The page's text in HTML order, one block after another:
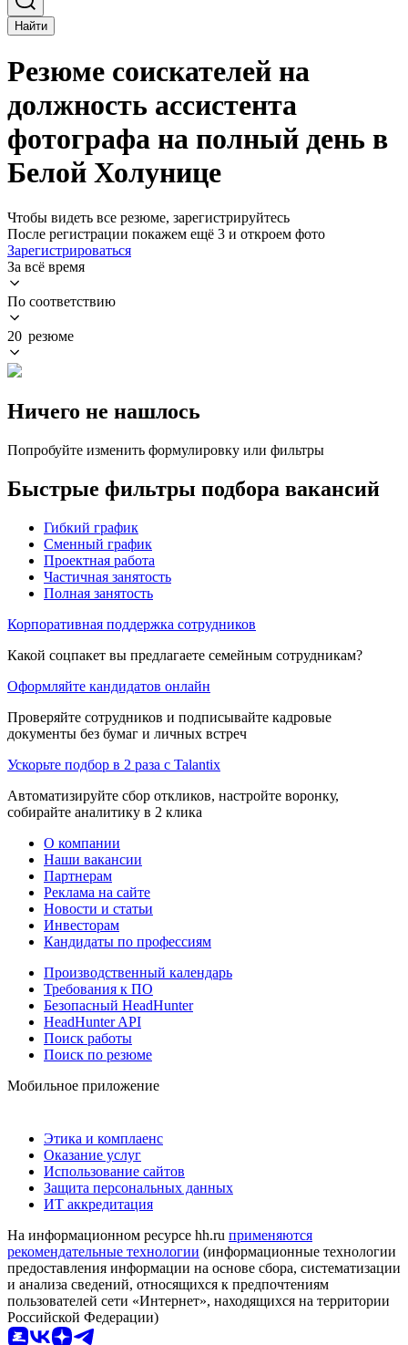
Найти
Резюме соискателей на
должность ассистента
фотографа на полный день в
Белой Холунице
Чтобы видеть все резюме, зарегистрируйтесь
После регистрации покажем ещё 3 и откроем фото
Зарегистрироваться
За всё время
По соответствию
20 резюме
Ничего не нашлось
Попробуйте изменить формулировку или фильтры
Быстрые фильтры подбора вакансий
Гибкий график
Сменный график
Проектная работа
Частичная занятость
Полная занятость
Корпоративная поддержка сотрудников
Какой соцпакет вы предлагаете семейным сотрудникам?
Оформляйте кандидатов онлайн
Проверяйте сотрудников и подписывайте кадровые
документы без бумаг и личных встреч
Ускорьте подбор в 2 раза с Talantix
Автоматизируйте сбор откликов, настройте воронку,
собирайте аналитику в 2 клика
О компании
Наши вакансии
Партнерам
Реклама на сайте
Новости и статьи
Инвесторам
Кандидаты по профессиям
Производственный календарь
Требования к ПО
Безопасный HeadHunter
HeadHunter API
Поиск работы
Поиск по резюме
Мобильное приложение
Этика и комплаенс
Оказание услуг
Использование сайтов
Защита персональных данных
ИТ аккредитация
На информационном ресурсе hh.ru применяются
рекомендательные технологии (информационные технологии
предоставления информации на основе сбора, систематизации
и анализа сведений, относящихся к предпочтениям
пользователей сети «Интернет», находящихся на территории
Российской Федерации)